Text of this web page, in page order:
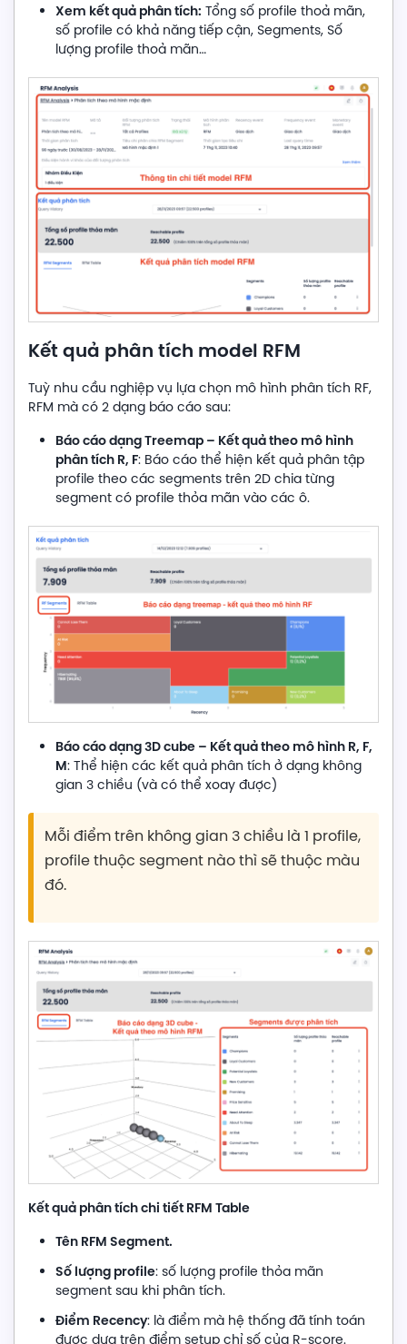
Xem kết quả phân tích: Tổng số profile thoả mãn,
số profile có khả năng tiếp cận, Segments, Số
lượng profile thoả mãn…
Kết quả phân tích model RFM
Tuỳ nhu cầu nghiệp vụ lựa chọn mô hình phân tích RF,
RFM mà có 2 dạng báo cáo sau:
Báo cáo dạng Treemap – Kết quả theo mô hình
phân tích R, F: Báo cáo thể hiện kết quả phân tập
profile theo các segments trên 2D chia từng
segment có profile thỏa mãn vào các ô.
Báo cáo dạng 3D cube – Kết quả theo mô hình R, F,
M: Thể hiện các kết quả phân tích ở dạng không
gian 3 chiều (và có thể xoay được)
Mỗi điểm trên không gian 3 chiều là 1 profile,
profile thuộc segment nào thì sẽ thuộc màu
đó.
Kết quả phân tích chi tiết RFM Table
Tên RFM Segment.
Số lượng profile: số lượng profile thỏa mãn
segment sau khi phân tích.
Điểm Recency: là điểm mà hệ thống đã tính toán
được dựa trên điểm setup chỉ số của R-score.